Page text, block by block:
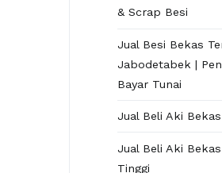
& Scrap Besi
Jual Besi Bekas
Jabodetabek |
Bayar Tunai
Jual Beli Aki
Jual Beli Aki
Tinggi